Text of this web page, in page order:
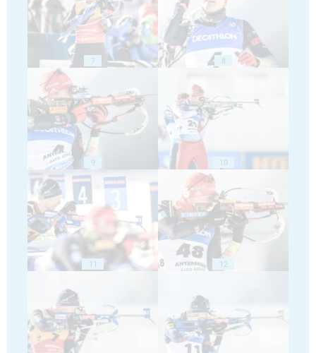
7 8
9 10
11 12